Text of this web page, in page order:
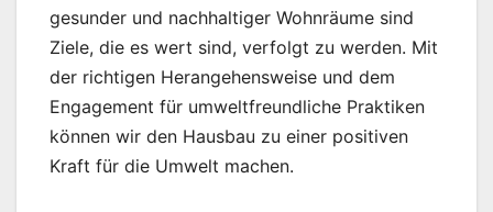
gesunder und nachhaltiger Wohnräume sind
Ziele, die es wert sind, verfolgt zu werden. Mit
der richtigen Herangehensweise und dem
Engagement für umweltfreundliche Praktiken
können wir den Hausbau zu einer positiven
Kraft für die Umwelt machen.